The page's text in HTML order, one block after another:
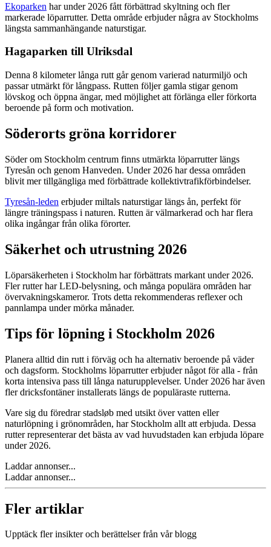
Ekoparken har under 2026 fått förbättrad skyltning och fler
markerade löparrutter. Detta område erbjuder några av Stockholms
längsta sammanhängande naturstigar.
Hagaparken till Ulriksdal
Denna 8 kilometer långa rutt går genom varierad naturmiljö och
passar utmärkt för långpass. Rutten följer gamla stigar genom
lövskog och öppna ängar, med möjlighet att förlänga eller förkorta
beroende på form och motivation.
Söderorts gröna korridorer
Söder om Stockholm centrum finns utmärkta löparrutter längs
Tyresån och genom Hanveden. Under 2026 har dessa områden
blivit mer tillgängliga med förbättrade kollektivtrafikförbindelser.
Tyresån-leden erbjuder miltals naturstigar längs ån, perfekt för
längre träningspass i naturen. Rutten är välmarkerad och har flera
olika ingångar från olika förorter.
Säkerhet och utrustning 2026
Löparsäkerheten i Stockholm har förbättrats markant under 2026.
Fler rutter har LED-belysning, och många populära områden har
övervakningskameror. Trots detta rekommenderas reflexer och
pannlampa under mörka månader.
Tips för löpning i Stockholm 2026
Planera alltid din rutt i förväg och ha alternativ beroende på väder
och dagsform. Stockholms löparrutter erbjuder något för alla - från
korta intensiva pass till långa naturupplevelser. Under 2026 har även
fler dricksfontäner installerats längs de populäraste rutterna.
Vare sig du föredrar stadsløb med utsikt över vatten eller
naturlöpning i grönområden, har Stockholm allt att erbjuda. Dessa
rutter representerar det bästa av vad huvudstaden kan erbjuda löpare
under 2026.
Laddar annonser...
Laddar annonser...
Fler artiklar
Upptäck fler insikter och berättelser från vår blogg